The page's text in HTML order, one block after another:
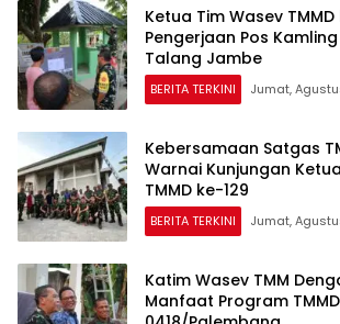
Ketua Tim Wasev
Pengerjaan Pos
Talang Jambe
BERITA TERKINI Jumat,
Kebersamaan Satgas
Warnai Kunjungan
TMMD ke-129
BERITA TERKINI Jumat,
Katim Wasev TMM
Manfaat Program